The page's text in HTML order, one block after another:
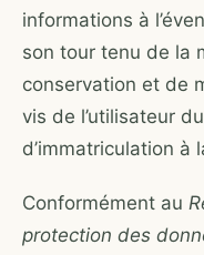
informations à
son tour tenu de la
conservation et de
vis de l’utilisateur
d’immatriculation à
Conformément au
protection des